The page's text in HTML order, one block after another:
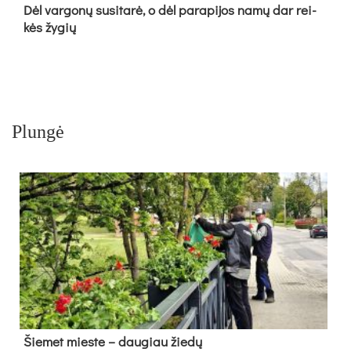
Dėl var­go­nų su­si­ta­rė, o dėl pa­ra­pi­jos na­mų dar rei­
kės žy­gių
Plungė
Šie­met mies­te – dau­giau žie­dų